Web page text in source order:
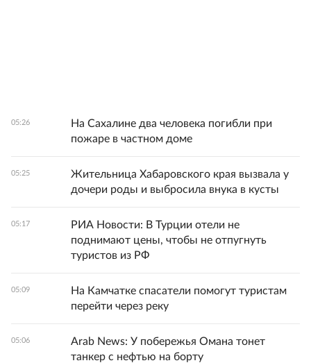
05:26
На Сахалине два человека погибли при
пожаре в частном доме
05:25
Жительница Хабаровского края вызвала у
дочери роды и выбросила внука в кусты
05:17
РИА Новости: В Турции отели не
поднимают цены, чтобы не отпугнуть
туристов из РФ
05:09
На Камчатке спасатели помогут туристам
перейти через реку
05:06
Arab News: У побережья Омана тонет
танкер с нефтью на борту